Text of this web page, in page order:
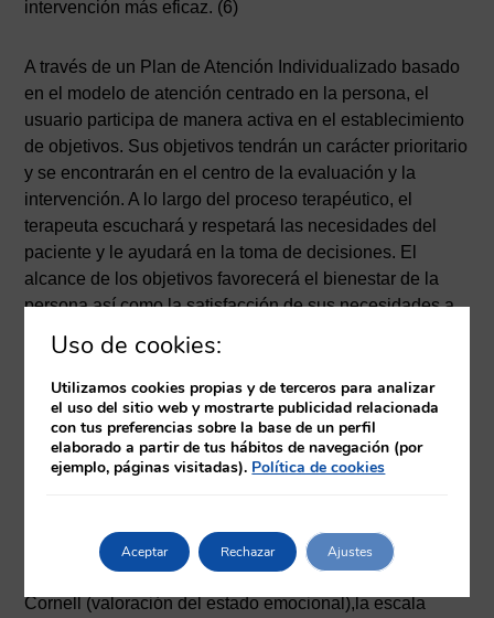
intervención más eficaz. (6)
A través de un Plan de Atención Individualizado basado
en el modelo de atención centrado en la persona, el
usuario participa de manera activa en el establecimiento
de objetivos. Sus objetivos tendrán un carácter prioritario
y se encontrarán en el centro de la evaluación y la
intervención. A lo largo del proceso terapéutico, el
terapeuta escuchará y respetará las necesidades del
paciente y le ayudará en la toma de decisiones. El
alcance de los objetivos favorecerá el bienestar de la
persona así como la satisfacción de sus necesidades a
través del mantenimiento de roles o mediante
ocupaciones significativas. (2)(5)
La medición de estos objetivos, se lleva a cabo a través
de test estandarizados propios de la Terapia
Ocupacional, como por ejemplo, el Índice de Barthel
en otras disciplinas ,como por ejemplo, la escala Mini
Examen Cognoscitivo (valoración cognitiva), la escala
Cornell (valoración del estado emocional),la escala
Uso de cookies:
Utilizamos cookies propias y de terceros para analizar
el uso del sitio web y mostrarte publicidad relacionada
con tus preferencias sobre la base de un perfil
elaborado a partir de tus hábitos de navegación (por
ejemplo, páginas visitadas). Política de cookies
Aceptar Rechazar Ajustes